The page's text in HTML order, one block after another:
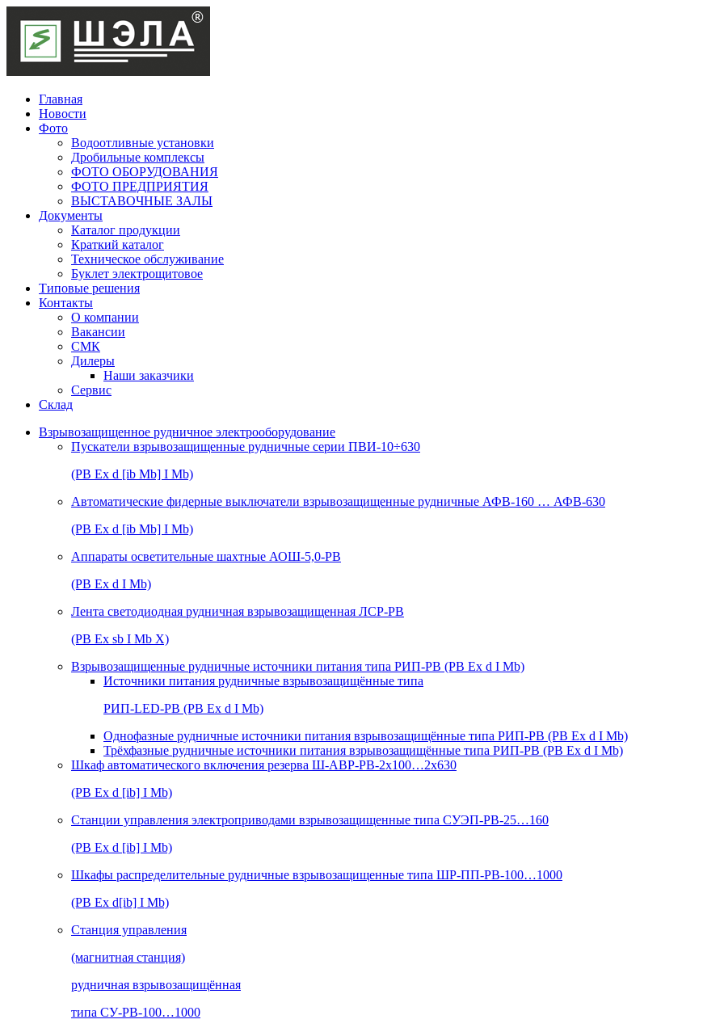
Главная
Новости
Фото
Водоотливные установки
Дробильные комплексы
ФОТО ОБОРУДОВАНИЯ
ФОТО ПРЕДПРИЯТИЯ
ВЫСТАВОЧНЫЕ ЗАЛЫ
Документы
Каталог продукции
Краткий каталог
Техническое обслуживание
Буклет электрощитовое
Типовые решения
Контакты
О компании
Вакансии
СМК
Дилеры
Наши заказчики
Сервис
Склад
Взрывозащищенное рудничное электрооборудование
Пускатели взрывозащищенные рудничные серии ПВИ-10÷630
(РВ Ex d [ib Mb] I Mb)
Автоматические фидерные выключатели взрывозащищенные рудничные АФВ-160 … АФВ-630
(РВ Ex d [ib Mb] I Mb)
Аппараты осветительные шахтные АОШ-5,0-РВ
(РВ Ex d I Mb)
Лента светодиодная рудничная взрывозащищенная ЛСР-РВ
(РВ Ex sb I Mb Х)
Взрывозащищенные рудничные источники питания типа РИП-РВ (РВ Ex d I Mb)
Источники питания рудничные взрывозащищённые типа
РИП-LED-РВ (РВ Ex d I Mb)
Однофазные рудничные источники питания взрывозащищённые типа РИП-РВ (РВ Ex d I Mb)
Трёхфазные рудничные источники питания взрывозащищённые типа РИП-РВ (РВ Ex d I Mb)
Шкаф автоматического включения резерва Ш-АВР-РВ-2х100…2х630
(РВ Ex d [ib] I Mb)
Станции управления электроприводами взрывозащищенные типа СУЭП-РВ-25…160
(РВ Ex d [ib] I Mb)
Шкафы распределительные рудничные взрывозащищенные типа ШР-ПП-РВ-100…1000
(РВ Ex d[ib] I Mb)
Станция управления
(магнитная станция)
рудничная взрывозащищённая
типа СУ-РВ-100…1000